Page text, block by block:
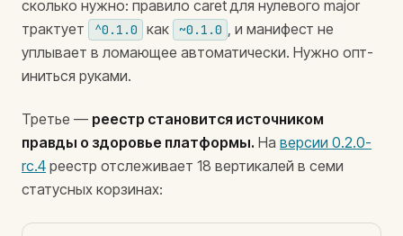
сколько нужно: правило caret для нулевого major
трактует
^0.1.0 как ~0.1.0 , и манифест не
уплывает в ломающее автоматически. Нужно опт-
иниться руками.
Третье — реестр становится источником
правды о здоровье платформы. На версии 0.2.0-
rc.4 реестр отслеживает 18 вертикалей в семи
статусных корзинах: